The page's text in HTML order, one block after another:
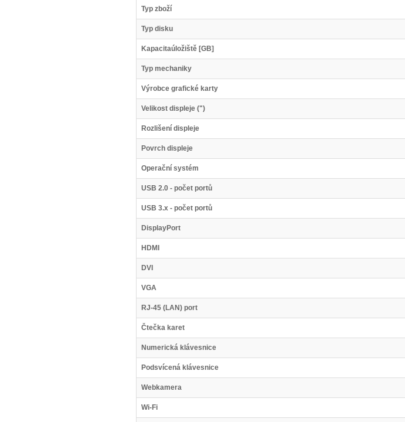
Typ zboží
Typ disku
Kapacitaúložiště [GB]
Typ mechaniky
Výrobce grafické karty
Velikost displeje (")
Rozlišení displeje
Povrch displeje
Operační systém
USB 2.0 - počet portů
USB 3.x - počet portů
DisplayPort
HDMI
DVI
VGA
RJ-45 (LAN) port
Čtečka karet
Numerická klávesnice
Podsvícená klávesnice
Webkamera
Wi-Fi